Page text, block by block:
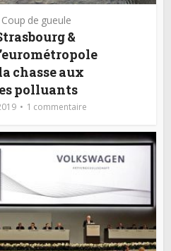
Coup de gueule
&
chasse aux
polluants
1 commentaire